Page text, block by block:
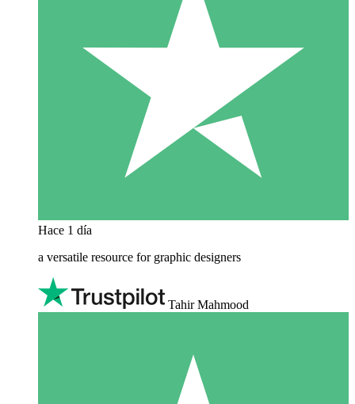
Hace 1 día
a versatile resource for graphic designers
Tahir Mahmood